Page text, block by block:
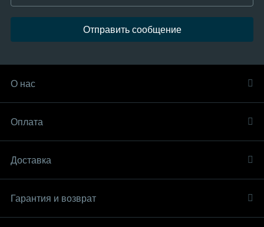
Отправить сообщение
О нас
Оплата
Доставка
Гарантия и возврат